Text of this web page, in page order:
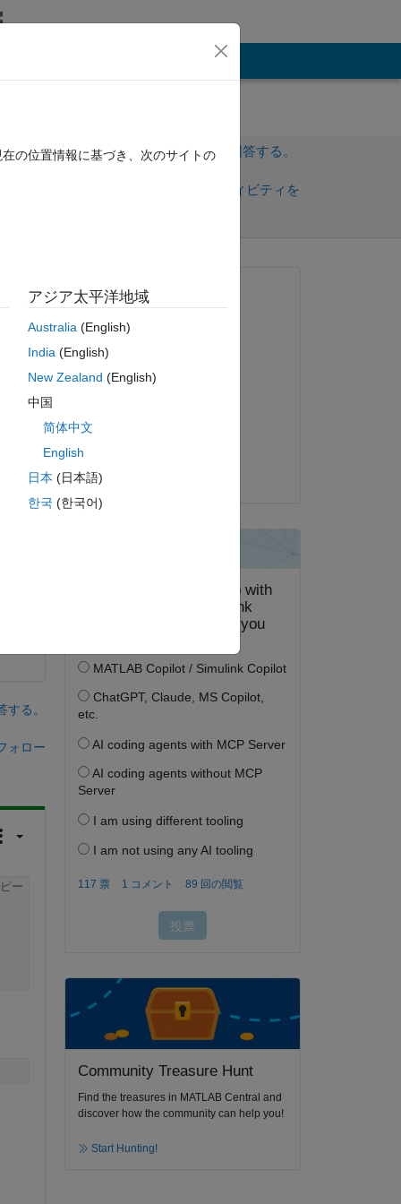
サインインしてこの質問に回答する。
サインインしてアクティビティを
る。
ォロー
ー
質問済み:
2022 年 9 月 9 日
回答済み:
採用済み:
Community Treasure Hunt
Find the treasures in MATLAB Central and
discover how the community can help you!
Start Hunting!
の位置情報に基づき、次のサイトの
アジア太平洋地域
Australia(English)
India(English)
New Zealand (English)
中国
简体中文
English
日本 (日本語)
한국 (한국어)